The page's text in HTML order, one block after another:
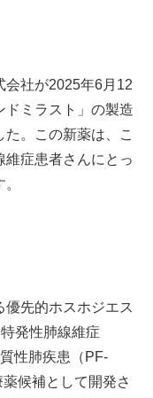
会社が2025年6月12
ドミラスト」の製造
。この新薬は、こ
維症患者さんにとっ
先的ホスホジエス
発性肺線維症
性肺疾患（PF-
候補として開発さ